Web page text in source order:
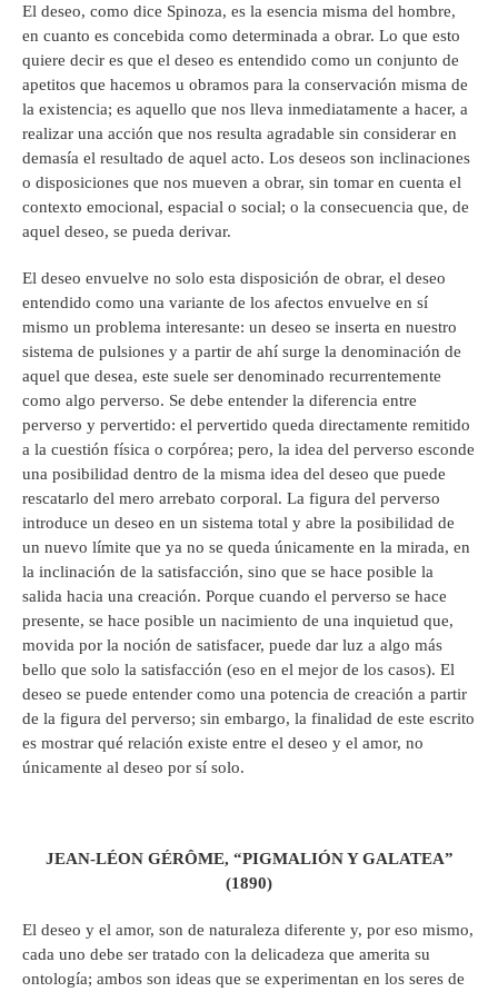
El deseo, como dice Spinoza, es la esencia misma del hombre,
en cuanto es concebida como determinada a obrar. Lo que esto
quiere decir es que el deseo es entendido como un conjunto de
apetitos que hacemos u obramos para la conservación misma de
la existencia; es aquello que nos lleva inmediatamente a hacer, a
realizar una acción que nos resulta agradable sin considerar en
demasía el resultado de aquel acto. Los deseos son inclinaciones
o disposiciones que nos mueven a obrar, sin tomar en cuenta el
contexto emocional, espacial o social; o la consecuencia que, de
aquel deseo, se pueda derivar.
El deseo envuelve no solo esta disposición de obrar, el deseo
entendido como una variante de los afectos envuelve en sí
mismo un problema interesante: un deseo se inserta en nuestro
sistema de pulsiones y a partir de ahí surge la denominación de
aquel que desea, este suele ser denominado recurrentemente
como algo perverso. Se debe entender la diferencia entre
perverso y pervertido: el pervertido queda directamente remitido
a la cuestión física o corpórea; pero, la idea del perverso esconde
una posibilidad dentro de la misma idea del deseo que puede
rescatarlo del mero arrebato corporal. La figura del perverso
introduce un deseo en un sistema total y abre la posibilidad de
un nuevo límite que ya no se queda únicamente en la mirada, en
la inclinación de la satisfacción, sino que se hace posible la
salida hacia una creación. Porque cuando el perverso se hace
presente, se hace posible un nacimiento de una inquietud que,
movida por la noción de satisfacer, puede dar luz a algo más
bello que solo la satisfacción (eso en el mejor de los casos). El
deseo se puede entender como una potencia de creación a partir
de la figura del perverso; sin embargo, la finalidad de este escrito
es mostrar qué relación existe entre el deseo y el amor, no
únicamente al deseo por sí solo.
JEAN-LÉON GÉRÔME, “PIGMALIÓN Y GALATEA”
(1890)
El deseo y el amor, son de naturaleza diferente y, por eso mismo,
cada uno debe ser tratado con la delicadeza que amerita su
ontología; ambos son ideas que se experimentan en los seres de